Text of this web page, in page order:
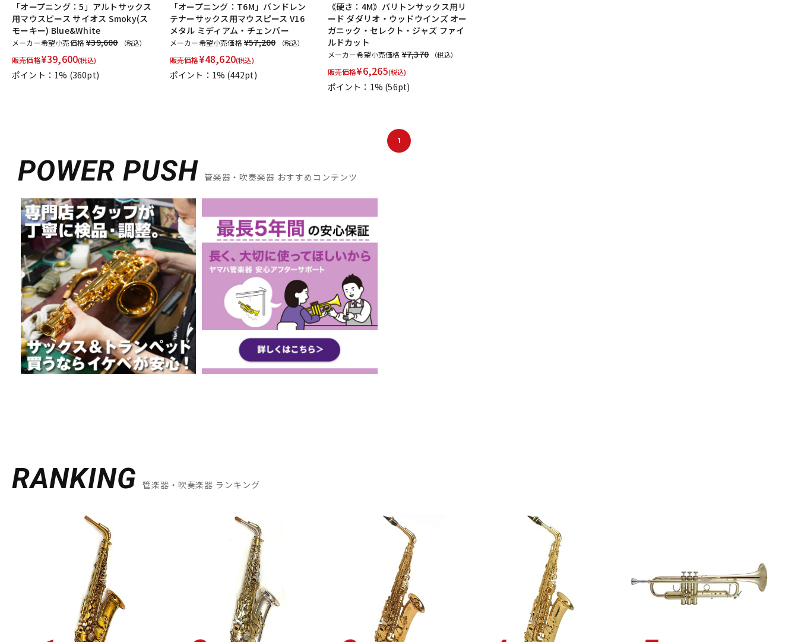
「オープニング：5」アルトサックス
用マウスピース サイオス Smoky(ス
モーキー) Blue&White
メーカー希望小売価格¥39,600 （税込）
販売価格¥39,600(税込)
ポイント：1% (360pt)
「オープニング：T6M」バンドレン
テナーサックス用マウスピース V16
メタル ミディアム・チェンバー
メーカー希望小売価格¥57,200 （税込）
販売価格¥48,620(税込)
ポイント：1% (442pt)
《硬さ：4M》バリトンサックス用リ
ード ダダリオ・ウッドウインズ オー
ガニック・セレクト・ジャズ ファイ
ルドカット
メーカー希望小売価格 ¥7,370 （税込）
販売価格¥6,265(税込)
ポイント：1% (56pt)
1
POWER PUSH 管楽器・吹奏楽器 おすすめコンテンツ
RANKING 管楽器・吹奏楽器 ランキング